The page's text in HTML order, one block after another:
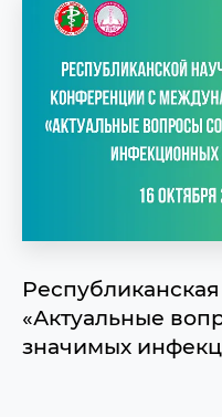
«Актуальные
значимых